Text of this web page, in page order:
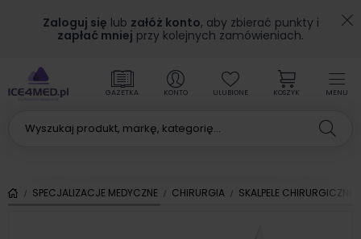
Zaloguj się lub załóż konto, aby zbierać punkty i
zapłać mniej przy kolejnych zamówieniach.
MENU
GAZETKA KONTO ULUBIONE KOSZYK
SPECJALIZACJE MEDYCZNE CHIRURGIA SKALPELE CHIRURGICZNE